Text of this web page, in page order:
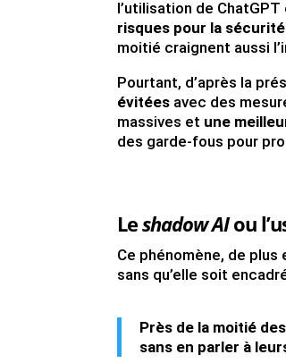
l’utilisation de
risques pour la
moitié craignent aussi
Pourtant, d’après la
évitées avec des
massives et une
des garde-fous pour
Leshadow AIou
Ce phénomène, de plus
sans qu’elle soit
Près de la moitié
sans en parler à